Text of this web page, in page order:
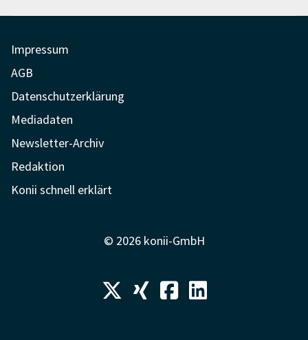
Impressum
AGB
Datenschutzerklärung
Mediadaten
Newsletter-Archiv
Redaktion
Konii schnell erklärt
© 2026 konii-GmbH